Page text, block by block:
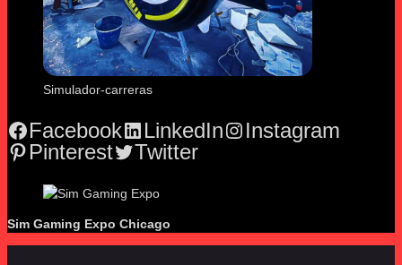
Simulador-carreras
Facebook LinkedIn
Instagram
Pinterest
Twitter
Sim Gaming Expo Chicago